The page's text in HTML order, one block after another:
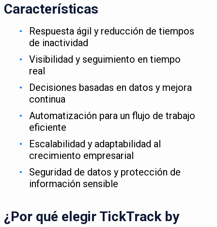
Características
Respuesta ágil y reducción de tiempos
de inactividad
Visibilidad y seguimiento en tiempo
real
Decisiones basadas en datos y mejora
continua
Automatización para un flujo de trabajo
eficiente
Escalabilidad y adaptabilidad al
crecimiento empresarial
Seguridad de datos y protección de
información sensible
¿Por qué elegir TickTrack by